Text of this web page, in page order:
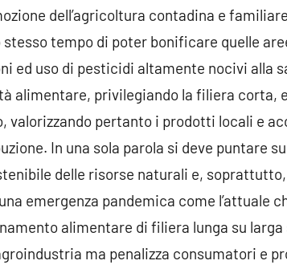
dell’agricoltura contadina e
tempo di poter bonificare quelle
ed uso di pesticidi altamente nocivi alla
alimentare, privilegiando la filiera corta,
valorizzando pertanto i prodotti locali e
In una sola parola si deve puntare
delle risorse naturali e,
emergenza pandemica come l’attuale
alimentare di filiera lunga su
ma penalizza consumatori e